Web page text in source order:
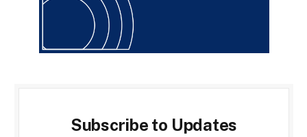
Subscribe to Updates